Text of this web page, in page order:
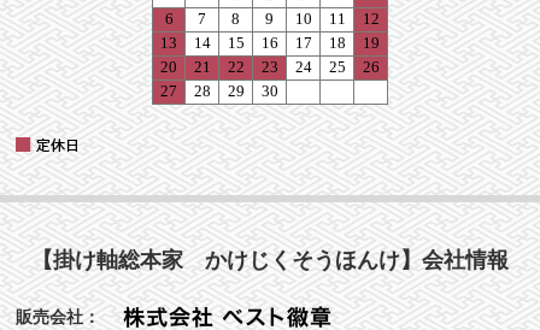
【掛け軸総本家 かけじくそうほんけ】会社情報
販売会社：